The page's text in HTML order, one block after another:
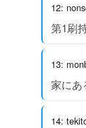
12:
第1刷
13:
家にあ
14: